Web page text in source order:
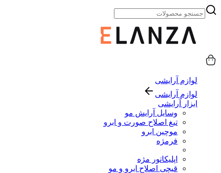
لوازم آرایشی
لوازم آرایشی
ابزار آرایشی
وسایل آرایش مو
تیغ اصلاح صورت و ابرو
موچین ابرو
فرمژه
اپلیکاتور مژه
قیچی اصلاح ابرو و مو